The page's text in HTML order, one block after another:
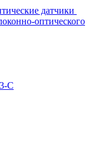
датчики
оптического
C